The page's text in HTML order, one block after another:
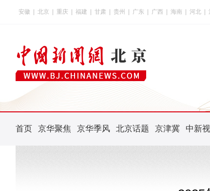
安徽 北京 重庆 福建 甘肃 贵州 广东 广西 海南 河北
首页 京华聚焦 京华季风 北京话题 京津冀 中新